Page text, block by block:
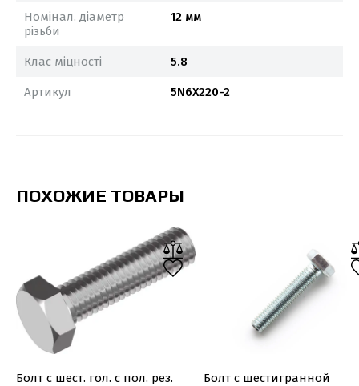
Номінал. діаметр
різьби
12 мм
Клас міцності 5.8
Артикул 5N6X220-2
ПОХОЖИЕ ТОВАРЫ
Болт с шест. гол. с пол. рез.
Болт с шестигранной